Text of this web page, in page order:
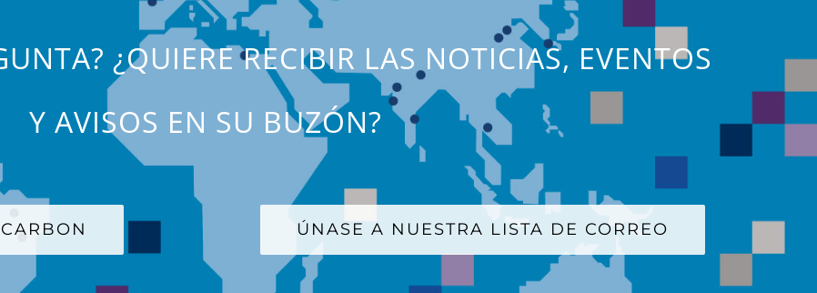
¿QUIERE RECIBIR LAS NOTICIAS, EVENTOS
Y AVISOS EN SU BUZÓN?
ÚNASE A NUESTRA LISTA DE CORREO